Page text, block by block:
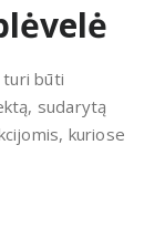
turi būti
sudarytą
kuriose